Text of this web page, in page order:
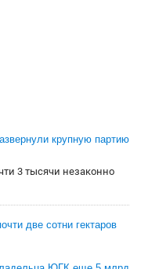
крупную партию
3 тысячи незаконно
две сотни гектаров